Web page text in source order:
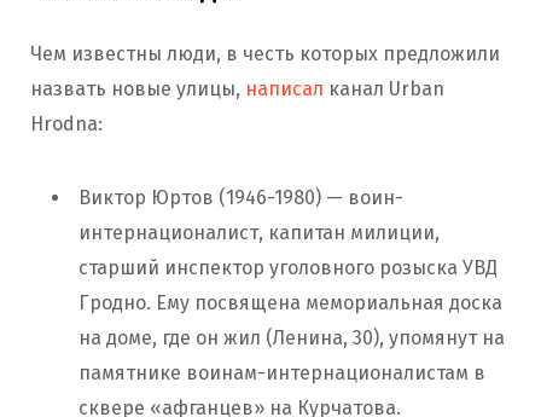
Чем известны люди, в честь которых предложили
назвать новые улицы, написал канал Urban
Hrodna:
Виктор Юртов (1946-1980) — воин-
интернационалист, капитан милиции,
старший инспектор уголовного розыска УВД
Гродно. Ему посвящена мемориальная доска
на доме, где он жил (Ленина, 30), упомянут на
памятнике воинам-интернационалистам в
сквере «афганцев» на Курчатова.